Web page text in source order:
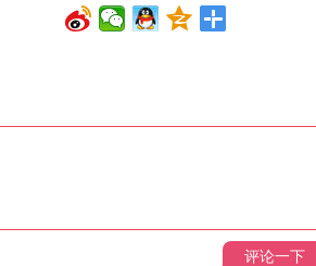
评论一下